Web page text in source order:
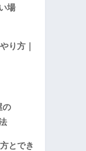
り方｜
とでき